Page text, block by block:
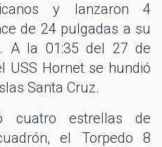
y lanzaron 4
de 24 pulgadas a su
A la 01:35 del 27 de
USS Hornet se hundió
Santa Cruz.
cuatro estrellas de
el Torpedo 8